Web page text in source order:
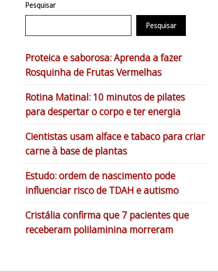
Pesquisar
Pesquisar
Proteica e saborosa: Aprenda a fazer
Rosquinha de Frutas Vermelhas
Rotina Matinal: 10 minutos de pilates
para despertar o corpo e ter energia
Cientistas usam alface e tabaco para criar
carne à base de plantas
Estudo: ordem de nascimento pode
influenciar risco de TDAH e autismo
Cristália confirma que 7 pacientes que
receberam polilaminina morreram